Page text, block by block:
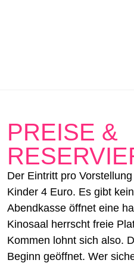
PREISE &
Der Eintritt pro
Kinder 4 Euro. Es gibt
Abendkasse öffnet eine
Kinosaal herrscht freie
Kommen lohnt sich also.
Beginn geöffnet. Wer